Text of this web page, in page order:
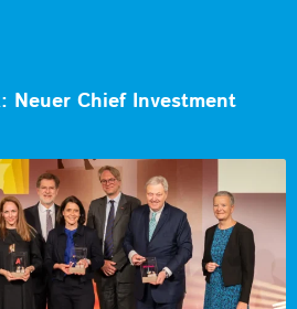
Neuer Chief Investment